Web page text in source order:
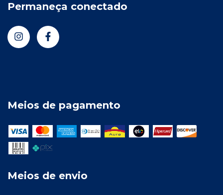
Permaneça conectado
Meios de pagamento
Meios de envio